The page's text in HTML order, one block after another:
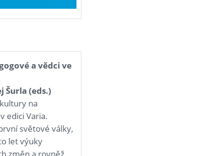
a vědci ve
Šurla (eds.)
na
edici Varia.
světové války,
let výuky
změn a rovněž